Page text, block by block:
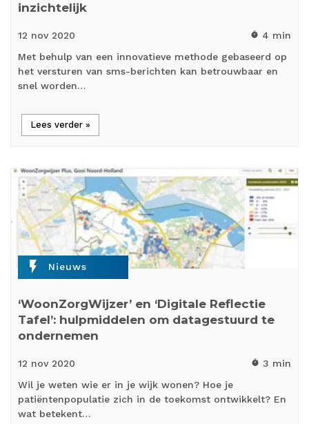
inzichtelijk
12 nov 2020 timer 4 min
Met behulp van een innovatieve methode gebaseerd op
het versturen van sms-berichten kan betrouwbaar en
snel worden…
Lees verder »
flash_on Nieuws
‘WoonZorgWijzer’ en ‘Digitale Reflectie
Tafel’: hulpmiddelen om datagestuurd te
ondernemen
12 nov 2020 timer 3 min
Wil je weten wie er in je wijk wonen? Hoe je
patiëntenpopulatie zich in de toekomst ontwikkelt? En
wat betekent…